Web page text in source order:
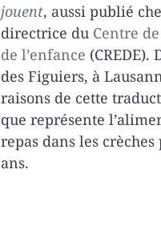
jouent, aussi publié
directrice du Centre
de l’enfance (CREDE).
des Figuiers, à
raisons de cette
que représente
repas dans les
ans.